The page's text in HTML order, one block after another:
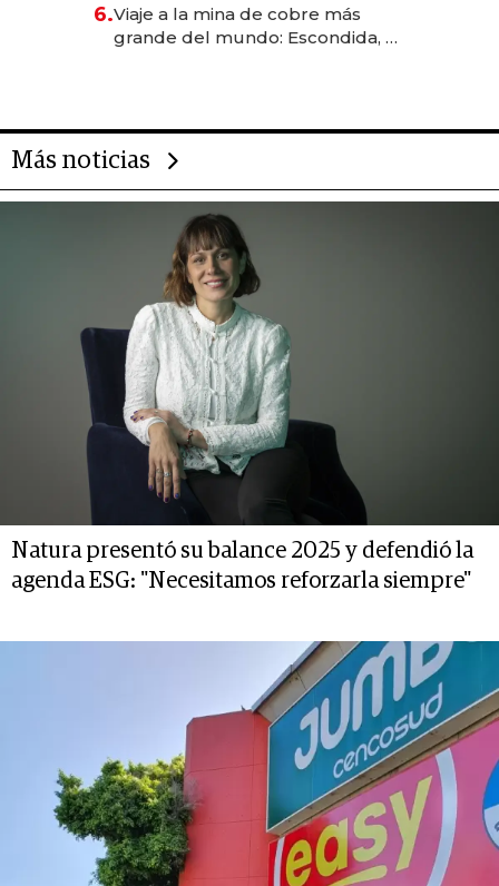
6.Viaje a la mina de cobre más
grande del mundo: Escondida, el
Más noticias
Natura presentó su balance 2025 y defendió la
agenda ESG: "Necesitamos reforzarla siempre"